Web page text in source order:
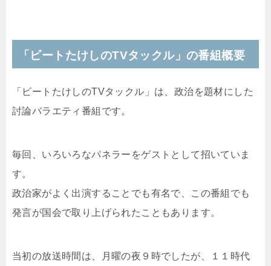
「ビートたけしのTVタックル」の番組概要
「ビートたけしのTVタックル」は、政治を題材にした
討論バラエティ番組です。
毎回、いろいろなパネラーをゲストとして招いていま
す。
政治家がよく出演することでも有名で、この番組でも
発言が国会で取り上げられたこともあります。
当初の放送時間は、月曜の夜９時でしたが、１１時代